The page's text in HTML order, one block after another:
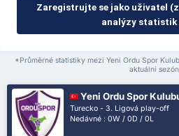
Zaregistrujte se jako uživatel
analýzy statistik
*Průměrné statistiky mezi Yeni Ordu Spor
aktuální
Yeni Ordu Spor
Turecko - 3. Ligová play-off
Nedávné : 0W / 0D / 0L